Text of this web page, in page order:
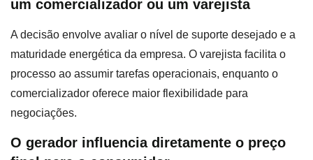
um comercializador ou um varejista
A decisão envolve avaliar o nível de suporte desejado e a
maturidade energética da empresa. O varejista facilita o
processo ao assumir tarefas operacionais, enquanto o
comercializador oferece maior flexibilidade para
negociações.
O gerador influencia diretamente o preço